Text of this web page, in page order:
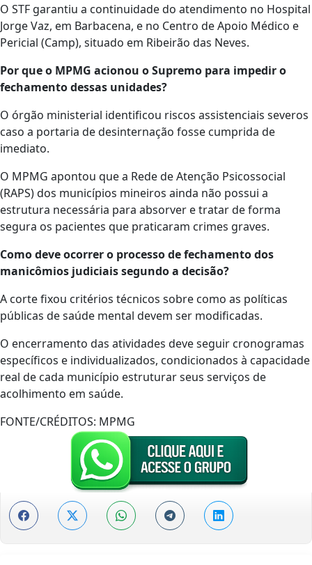
O STF garantiu a continuidade do atendimento no Hospital
Jorge Vaz, em Barbacena, e no Centro de Apoio Médico e
Pericial (Camp), situado em Ribeirão das Neves.
Por que o MPMG acionou o Supremo para impedir o
fechamento dessas unidades?
O órgão ministerial identificou riscos assistenciais severos
caso a portaria de desinternação fosse cumprida de
imediato.
O MPMG apontou que a Rede de Atenção Psicossocial
(RAPS) dos municípios mineiros ainda não possui a
estrutura necessária para absorver e tratar de forma
segura os pacientes que praticaram crimes graves.
Como deve ocorrer o processo de fechamento dos
manicômios judiciais segundo a decisão?
A corte fixou critérios técnicos sobre como as políticas
públicas de saúde mental devem ser modificadas.
O encerramento das atividades deve seguir cronogramas
específicos e individualizados, condicionados à capacidade
real de cada município estruturar seus serviços de
acolhimento em saúde.
FONTE/CRÉDITOS: MPMG